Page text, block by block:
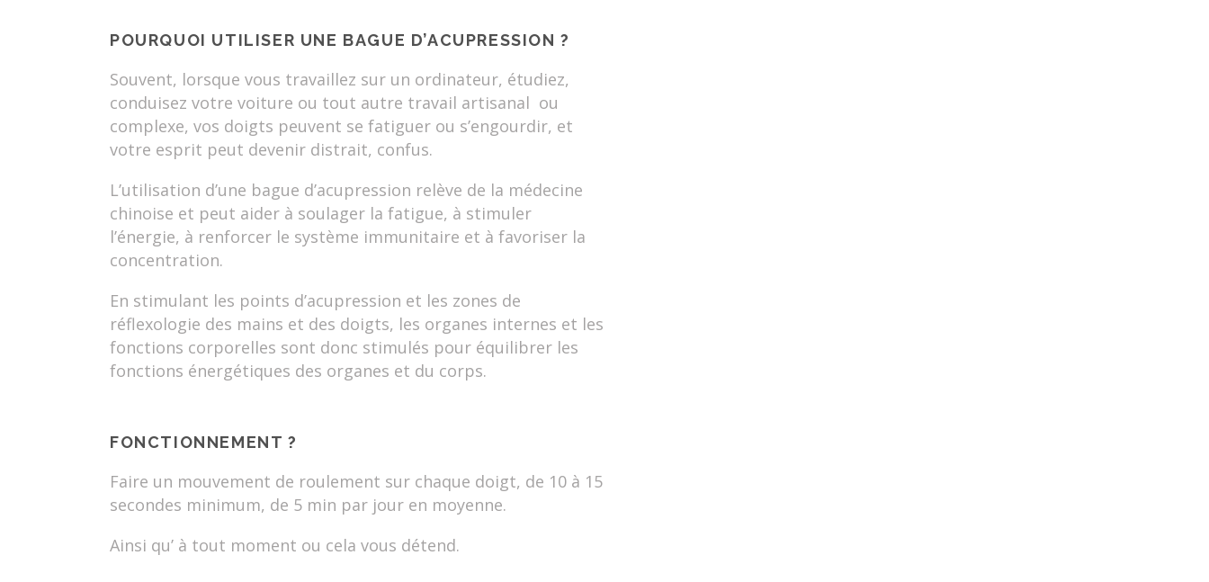
POURQUOI UTILISER UNE BAGUE D’ACUPRESSION ?
Souvent, lorsque vous travaillez sur un ordinateur, étudiez,
conduisez votre voiture ou tout autre travail artisanal ou
complexe, vos doigts peuvent se fatiguer ou s’engourdir, et
votre esprit peut devenir distrait, confus.
L’utilisation d’une bague d’acupression relève de la médecine
chinoise et peut aider à soulager la fatigue, à stimuler
l’énergie, à renforcer le système immunitaire et à favoriser la
concentration.
En stimulant les points d’acupression et les zones de
réflexologie des mains et des doigts, les organes internes et les
fonctions corporelles sont donc stimulés pour équilibrer les
fonctions énergétiques des organes et du corps.
FONCTIONNEMENT ?
Faire un mouvement de roulement sur chaque doigt, de 10 à 15
secondes minimum, de 5 min par jour en moyenne.
Ainsi qu’ à tout moment ou cela vous détend.